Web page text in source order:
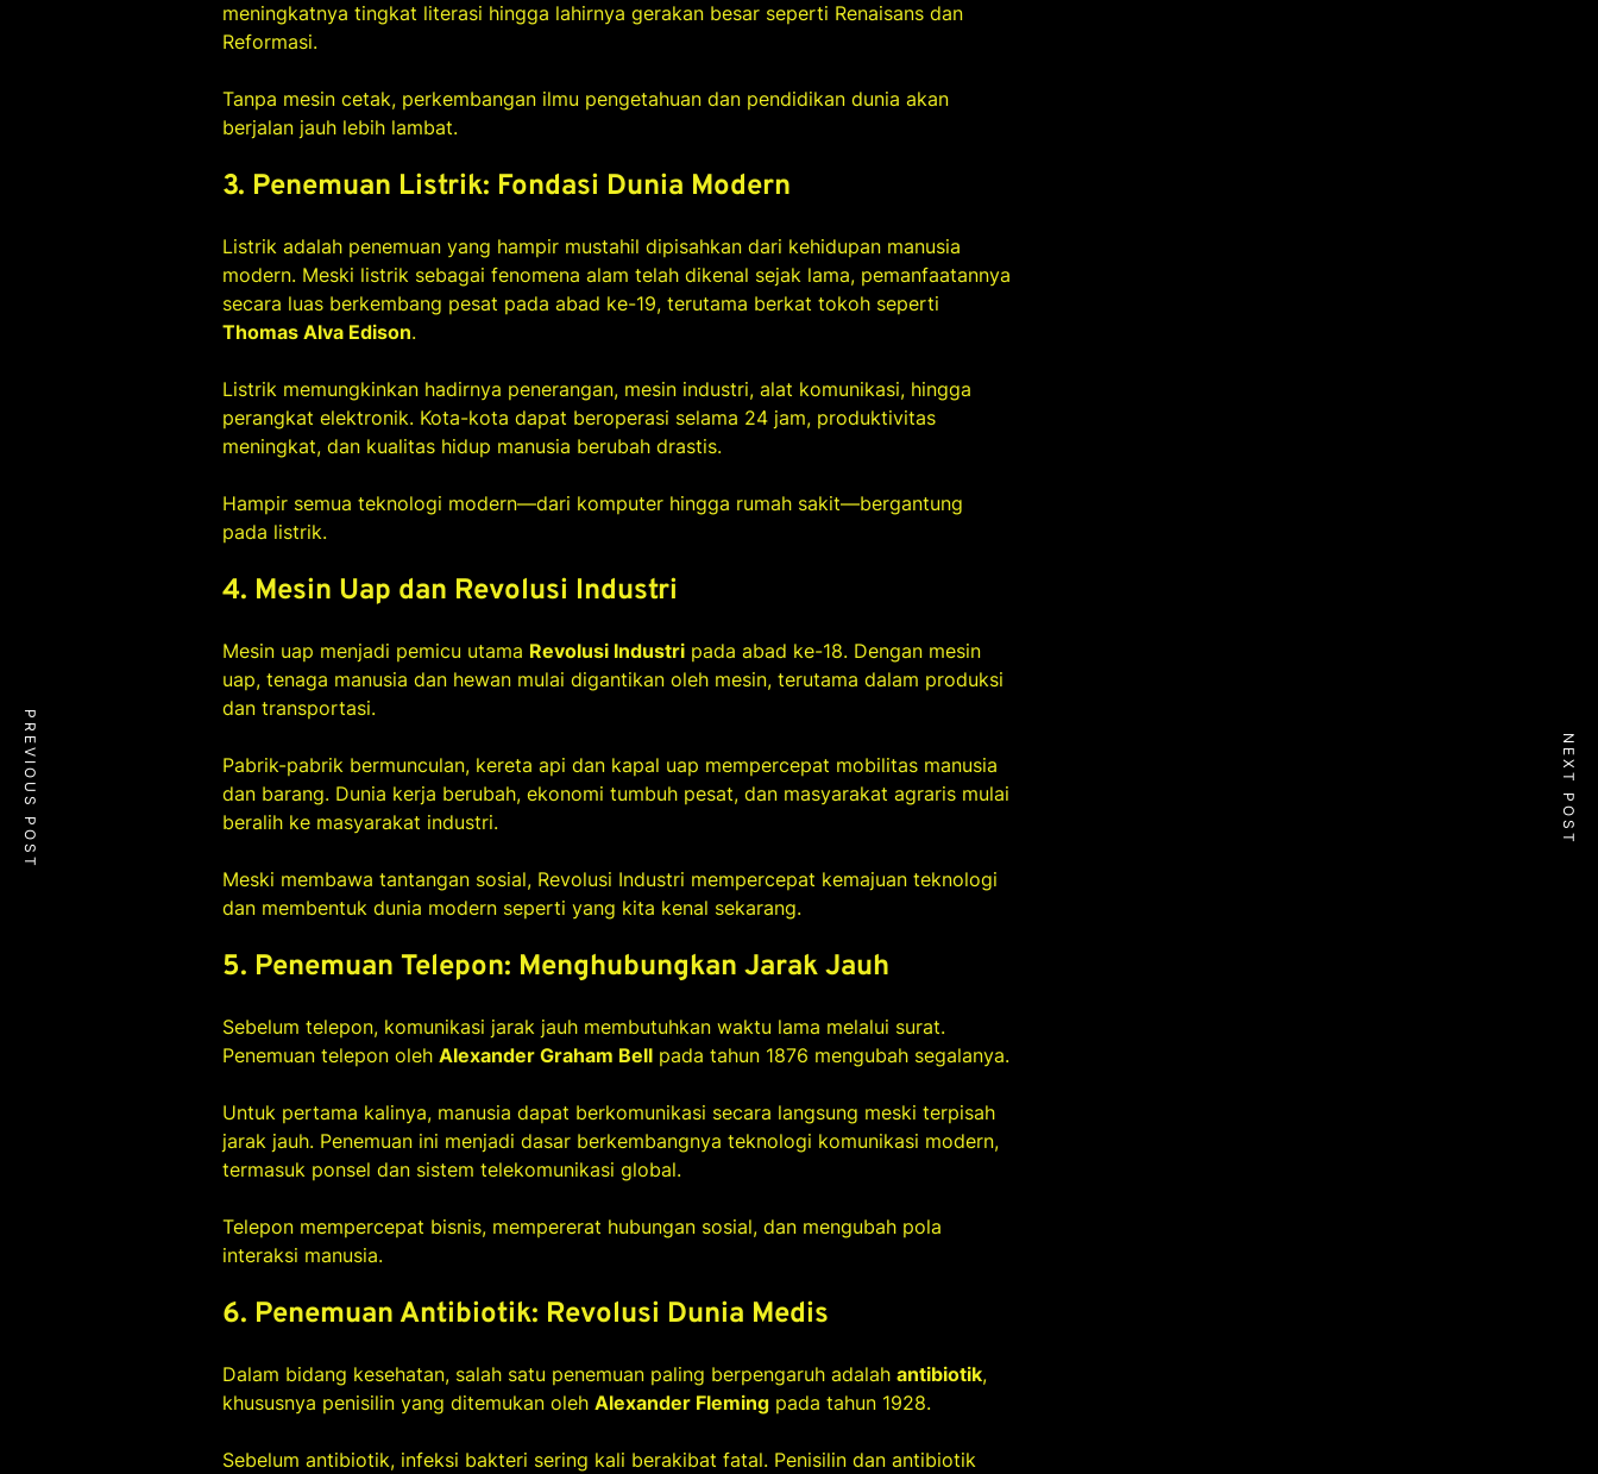
meningkatnya tingkat literasi hingga lahirnya gerakan besar seperti Renaisans dan
Reformasi.
Tanpa mesin cetak, perkembangan ilmu pengetahuan dan pendidikan dunia akan
berjalan jauh lebih lambat.
3. Penemuan Listrik: Fondasi Dunia Modern
Listrik adalah penemuan yang hampir mustahil dipisahkan dari kehidupan manusia
modern. Meski listrik sebagai fenomena alam telah dikenal sejak lama, pemanfaatannya
secara luas berkembang pesat pada abad ke-19, terutama berkat tokoh seperti
Thomas Alva Edison.
Listrik memungkinkan hadirnya penerangan, mesin industri, alat komunikasi, hingga
perangkat elektronik. Kota-kota dapat beroperasi selama 24 jam, produktivitas
meningkat, dan kualitas hidup manusia berubah drastis.
Hampir semua teknologi modern—dari komputer hingga rumah sakit—bergantung
pada listrik.
4. Mesin Uap dan Revolusi Industri
Mesin uap menjadi pemicu utama Revolusi Industri pada abad ke-18. Dengan mesin
uap, tenaga manusia dan hewan mulai digantikan oleh mesin, terutama dalam produksi
dan transportasi.
Pabrik-pabrik bermunculan, kereta api dan kapal uap mempercepat mobilitas manusia
dan barang. Dunia kerja berubah, ekonomi tumbuh pesat, dan masyarakat agraris mulai
beralih ke masyarakat industri.
Meski membawa tantangan sosial, Revolusi Industri mempercepat kemajuan teknologi
dan membentuk dunia modern seperti yang kita kenal sekarang.
5. Penemuan Telepon: Menghubungkan Jarak Jauh
Sebelum telepon, komunikasi jarak jauh membutuhkan waktu lama melalui surat.
Penemuan telepon oleh Alexander Graham Bell pada tahun 1876 mengubah segalanya.
Untuk pertama kalinya, manusia dapat berkomunikasi secara langsung meski terpisah
jarak jauh. Penemuan ini menjadi dasar berkembangnya teknologi komunikasi modern,
termasuk ponsel dan sistem telekomunikasi global.
Telepon mempercepat bisnis, mempererat hubungan sosial, dan mengubah pola
interaksi manusia.
6. Penemuan Antibiotik: Revolusi Dunia Medis
Dalam bidang kesehatan, salah satu penemuan paling berpengaruh adalah antibiotik,
khususnya penisilin yang ditemukan oleh Alexander Fleming pada tahun 1928.
Sebelum antibiotik, infeksi bakteri sering kali berakibat fatal. Penisilin dan antibiotik
PREVIOUS POST NEXT POST